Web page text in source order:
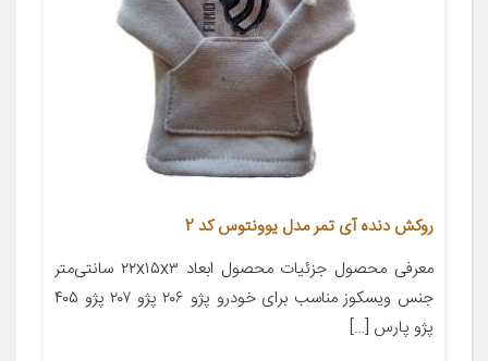
روکش دنده آی تمر مدل یوونتوس کد 2
معرفی محصول جزئیات محصول ابعاد ۲۲x۱۵x۳ سانتی‌متر
جنس ویسکوز مناسب برای خودرو پژو ۲۰۶ پژو ۲۰۷ پژو ۴۰۵
پژو پارس […]